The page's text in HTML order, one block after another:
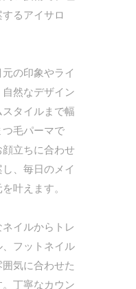
るアイサロ
の印象やライ
然なデザイン
タイルまで幅
つ毛パーマで
立ちに合わせ
、毎日のメイ
叶えます。
イルからトレ
フットネイル
気に合わせた
丁寧なカウン